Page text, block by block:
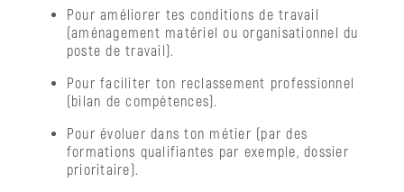
Pour améliorer tes conditions de travail
(aménagement matériel ou organisationnel du
poste de travail).
Pour faciliter ton reclassement professionnel
(bilan de compétences).
Pour évoluer dans ton métier (par des
formations qualifiantes par exemple, dossier
prioritaire).